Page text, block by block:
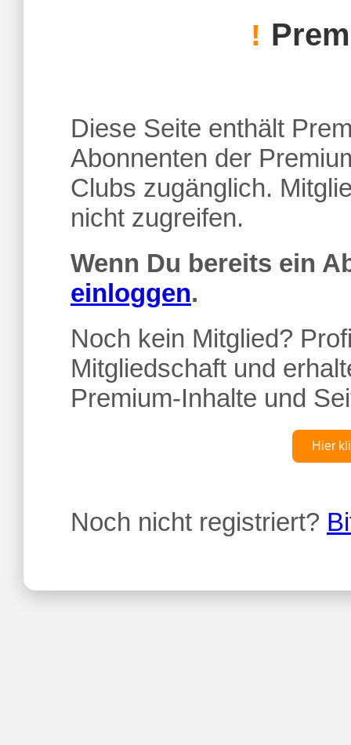
!
Diese Seite enthält
Abonnenten der
Clubs zugänglich.
nicht zugreifen.
Wenn Du bereits ein
einloggen.
Noch kein Mitglied?
Mitgliedschaft und
Premium-Inhalte und
Hier
Noch nicht registriert?